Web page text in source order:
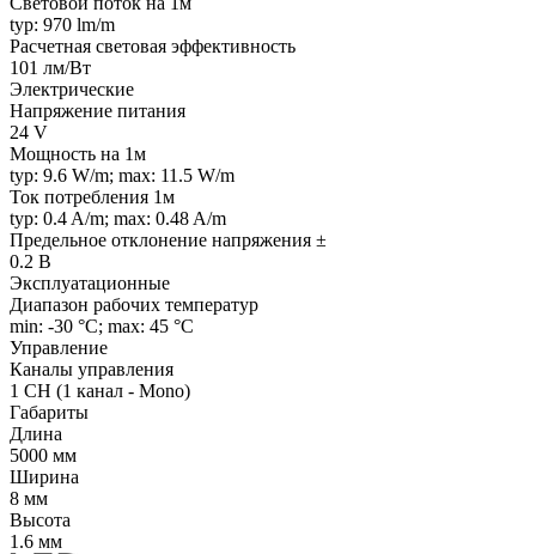
typ: 970 lm/m
Расчетная световая эффективность
101 лм/Вт
Электрические
Напряжение питания
24 V
Мощность на 1м
typ: 9.6 W/m; max: 11.5 W/m
Ток потребления 1м
typ: 0.4 A/m; max: 0.48 A/m
Предельное отклонение напряжения ±
0.2 В
Эксплуатационные
Диапазон рабочих температур
min: -30 °C; max: 45 °C
Управление
Каналы управления
1 CH (1 канал - Mono)
Габариты
Длина
5000 мм
Ширина
8 мм
Высота
1.6 мм